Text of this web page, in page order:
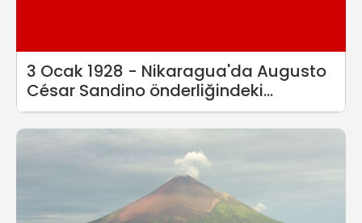
3 Ocak 1928 - Nikaragua'da Augusto
César Sandino önderliğindeki
yurtseverler ayaklandı